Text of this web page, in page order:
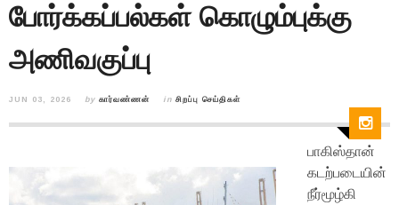
போர்க்கப்பல்கள் கொழும்புக்கு
அணிவகுப்பு
JUN 03, 2026 by கார்வண்ணன் in சிறப்பு செய்திகள்
பாகிஸ்தான்
கடற்படையின்
நீர்மூழ்கி